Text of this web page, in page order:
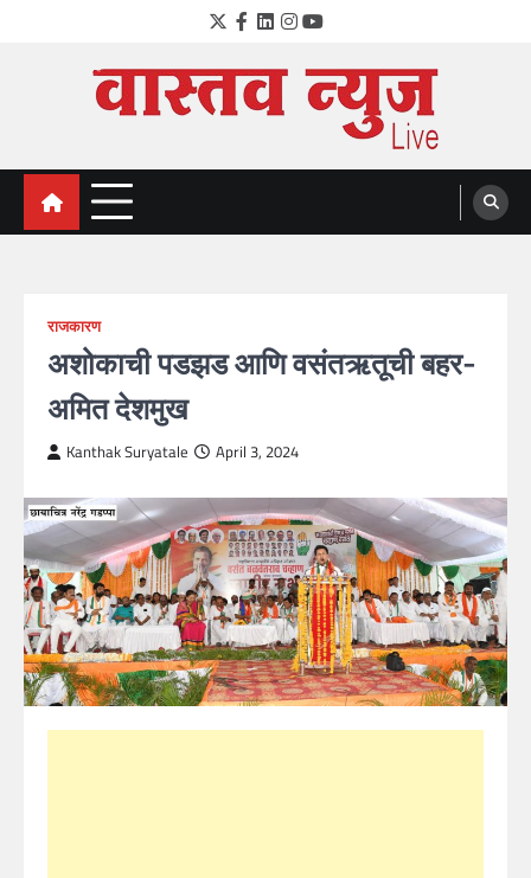
Twitter
Facebook
LinkedIn
Instagram
YouTube
VastavNEWSLive.com
a leading NEWS portal of Maharahstra
राजकारण
अशोकाची पडझड आणि वसंतऋतूची बहर-
अमित देशमुख
Kanthak Suryatale April 3, 2024